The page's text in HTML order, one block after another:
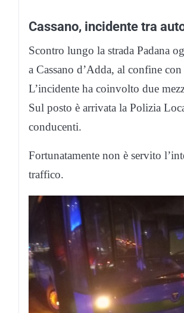
Cassano, incidente tra
Scontro lungo la strada Padana
a Cassano d’Adda, al confine
L’incidente ha coinvolto due
Sul posto è arrivata la Polizia
conducenti.
Fortunatamente non è servito
traffico.